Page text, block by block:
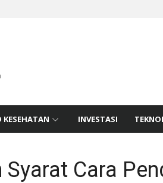
KESEHATAN INVESTASI
Cara